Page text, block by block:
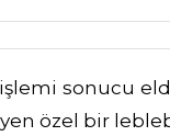
sonucu
özel bir